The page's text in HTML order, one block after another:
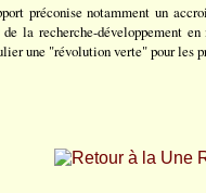
préconise notamment un
de la recherche-développement
une "révolution verte" pour les